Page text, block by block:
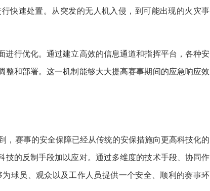
快速处置。从突发的无人机入侵，到可能出现的火灾事
行优化。通过建立高效的信息通道和指挥平台，各种安
和部署。这一机制能够大大提高赛事期间的应急响应效
，赛事的安全保障已经从传统的安保措施向更高科技化的
的反制手段加以应对。通过多维度的技术手段、协同作
球员、观众以及工作人员提供一个安全、顺利的赛事环